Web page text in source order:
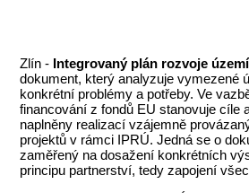
Zlín - Integrovaný plán rozvoje
dokument, který analyzuje vymezené
konkrétní problémy a potřeby. Ve
financování z fondů EU stanovuje cíle
naplněny realizací vzájemně
projektů v rámci IPRÚ. Jedná se o
zaměřený na dosažení konkrétních
principu partnerství, tedy zapojení